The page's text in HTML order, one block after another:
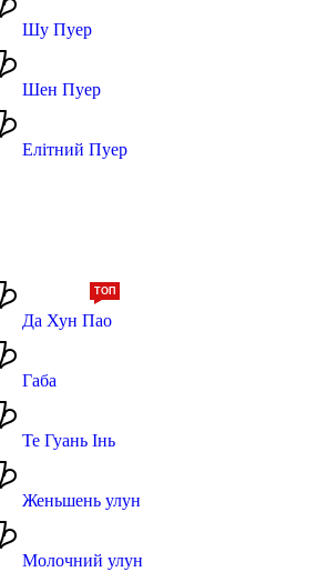
Шу Пуер
Шен Пуер
Елітний Пуер
Да Хун Пао
ТОП
Габа
Те Гуань Інь
Женьшень улун
Молочний улун